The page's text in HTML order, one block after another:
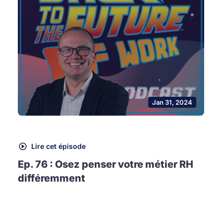
Jan 31, 2024
Lire cet épisode
Ep. 76 : Osez penser votre métier RH
différemment